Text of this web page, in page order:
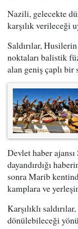
Nazili, gelecekte
karşılık verileceği
Saldırılar,
noktaları balistik
alan geniş çaplı bir
Devlet haber
dayandırdığı
sonra Marib
kamplara ve
Karşılıklı
dönülebileceği